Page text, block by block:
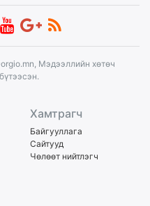
Мэдээллийн хөтөч
бүтээсэн.
Хамтрагч
Байгууллага
Сайтууд
Чөлөөт нийтлэгч